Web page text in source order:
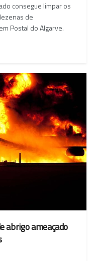
consegue limpar os
de
Postal do Algarve.
abrigo ameaçado